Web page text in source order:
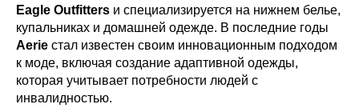
Eagle Outfitters и специализируется на нижнем белье,
купальниках и домашней одежде. В последние годы
Aerie стал известен своим инновационным подходом
к моде, включая создание адаптивной одежды,
которая учитывает потребности людей с
инвалидностью.